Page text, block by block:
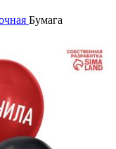
Бумага